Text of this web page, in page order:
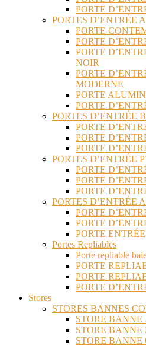
PORTE
PORTES D’ENTRÉE
PORTE
PORTE
PORTE
NOIR
PORTE
MODERNE
PORTE
PORTE
PORTES D’ENTRÉE
PORTE
PORTE
PORTE
PORTES D’ENTRÉE
PORTE
PORTE
PORTE
PORTES D’ENTRÉE
PORTE
PORTE
PORTE
Portes Repliables
Porte repliable
PORTE
PORTE
PORTE
Stores
STORES BANNES
STORE BANNE
STORE BANNE
STORE BANNE